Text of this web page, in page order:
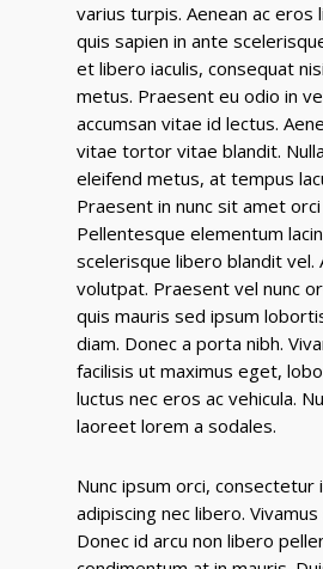
varius turpis. Aenean ac eros
quis sapien in ante
et libero iaculis, consequat
metus. Praesent eu odio in
accumsan vitae id lectus.
vitae tortor vitae blandit.
eleifend metus, at tempus
Praesent in nunc sit amet
Pellentesque elementum
scelerisque libero blandit vel.
volutpat. Praesent vel nunc
quis mauris sed ipsum
diam. Donec a porta nibh.
facilisis ut maximus eget,
luctus nec eros ac vehicula.
laoreet lorem a sodales.
Nunc ipsum orci, consectetur
adipiscing nec libero.
Donec id arcu non libero